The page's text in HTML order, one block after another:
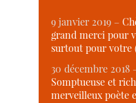
9 janvier 2019 –
grand merci pour
surtout pour votre
30 décembre 2018
Somptueuse et
merveilleux poète